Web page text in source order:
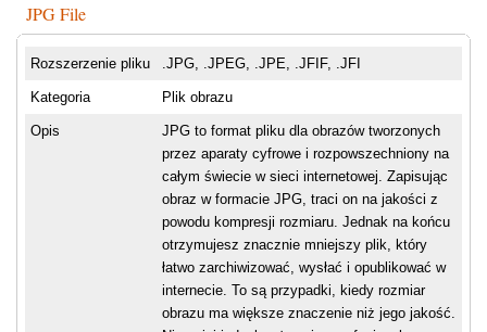
JPG File
Rozszerzenie pliku .JPG, .JPEG, .JPE, .JFIF, .JFI
Kategoria Plik obrazu
Opis
JPG to format pliku dla obrazów tworzonych
przez aparaty cyfrowe i rozpowszechniony na
całym świecie w sieci internetowej. Zapisując
obraz w formacie JPG, traci on na jakości z
powodu kompresji rozmiaru. Jednak na końcu
otrzymujesz znacznie mniejszy plik, który
łatwo zarchiwizować, wysłać i opublikować w
internecie. To są przypadki, kiedy rozmiar
obrazu ma większe znaczenie niż jego jakość.